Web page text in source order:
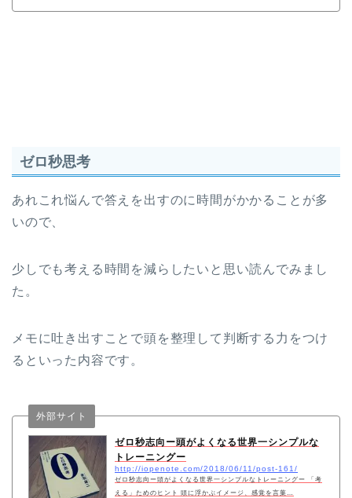
ゼロ秒思考
あれこれ悩んで答えを出すのに時間がかかることが多
いので、
少しでも考える時間を減らしたいと思い読んでみまし
た。
メモに吐き出すことで頭を整理して判断する力をつけ
るといった内容です。
ゼロ秒志向ー頭がよくなる世界一シンプルな
トレーニングー
http://iopenote.com/2018/06/11/post-161/
ゼロ秒志向ー頭がよくなる世界一シンプルなトレーニングー 「考
える」ためのヒント 頭に浮かぶイメージ、感覚を言葉…
外部サイト